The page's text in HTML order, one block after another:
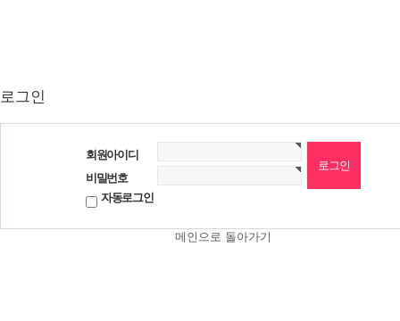
로그인
회원아이디
비밀번호
자동로그인
메인으로 돌아가기